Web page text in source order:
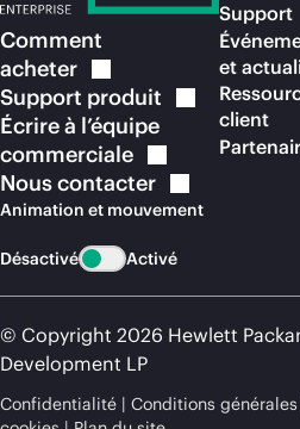
Comment
acheter
Support produit
Écrire à l’équipe
commerciale
Nouscontacter
Animation et mouvement
Désactivé Activé
Support
et
client
© Copyright 2026 Hewlett
Development LP
Confidentialité Conditions générales